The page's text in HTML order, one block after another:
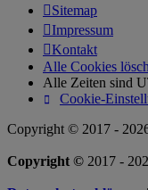
Sitemap
Impressum
Kontakt
Alle Cookies
Alle Zeiten sind
Cookie-
Copyright © 2017 -
Copyright © 2017 -